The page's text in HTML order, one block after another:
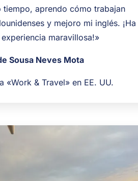
tiempo, aprendo cómo trabajan
y mejoro mi inglés. ¡Ha
maravillosa!»
Sousa Neves Mota
«Work & Travel» en EE. UU.